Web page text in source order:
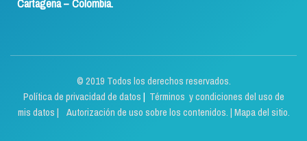
Cartagena – Colombia.
© 2019 Todos los derechos reservados.
Política de privacidad de datos | Términos y condiciones del uso de
mis datos | Autorización de uso sobre los contenidos. | Mapa del sitio.